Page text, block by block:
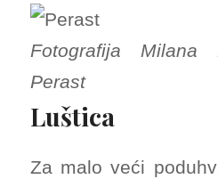
Fotografija Milana
Perast
Luštica
Za malo veći